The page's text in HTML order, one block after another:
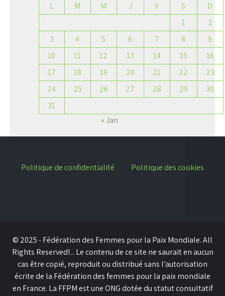
L
M M J V S
D
1
2
3
4 5 6 7 8
9
10
11 12 13 14 15
16
17
18 19 20 21 22
23
24
25 26 27 28 29
30
31
« Jan
Politique de confidentialité Politique des cookies
© 2025 - Fédération des Femmes pour la Paix Mondiale. All
Rights Reserved!... Le contenu de ce site ne saurait en aucun
cas être copié, reproduit ou distribué sans l’autorisation
écrite de la Fédération des femmes pour la paix mondiale
en France. La FFPM est une ONG dotée du statut consultatif